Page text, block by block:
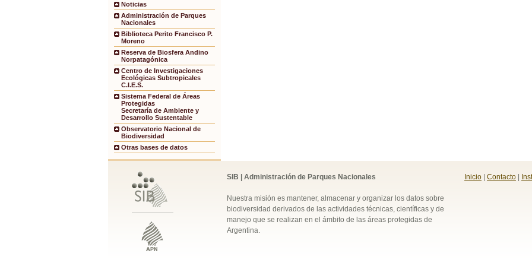
Noticias
Administración de Parques
Nacionales
Biblioteca Perito Francisco P.
Moreno
Reserva de Biosfera Andino
Norpatagónica
Centro de Investigaciones
Ecológicas Subtropicales
C.I.E.S.
Sistema Federal de Áreas
Protegidas
Secretaría de Ambiente y
Desarrollo Sustentable
Observatorio Nacional de
Biodiversidad
Otras bases de datos
SIB | Administración de Parques Nacionales
Nuestra misión es mantener, almacenar y organizar los datos sobre
biodiversidad derivados de las actividades técnicas, científicas y de
manejo que se realizan en el ámbito de las áreas protegidas de
Argentina.
Inicio Contacto